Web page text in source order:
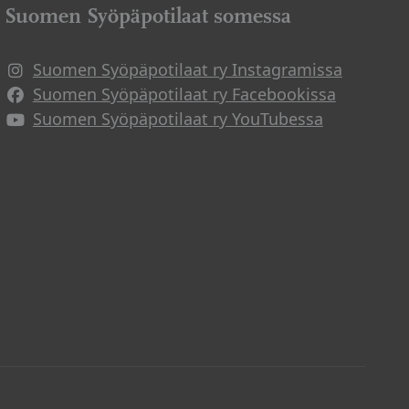
Suomen Syöpäpotilaat somessa
Suomen Syöpäpotilaat ry Instagramissa
Suomen Syöpäpotilaat ry Facebookissa
Suomen Syöpäpotilaat ry YouTubessa